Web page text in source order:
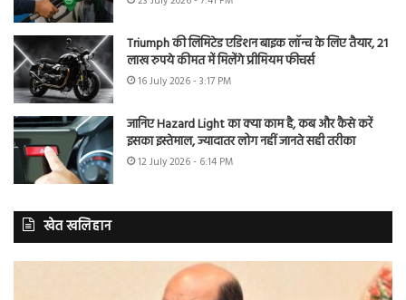
Triumph की लिमिटेड एडिशन बाइक लॉन्च के लिए तैयार, 21
लाख रुपये कीमत में मिलेंगे प्रीमियम फीचर्स
16 July 2026 - 3:17 PM
जानिए Hazard Light का क्या काम है, कब और कैसे करें
इसका इस्तेमाल, ज्यादातर लोग नहीं जानते सही तरीका
12 July 2026 - 6:14 PM
खेत खलिहान